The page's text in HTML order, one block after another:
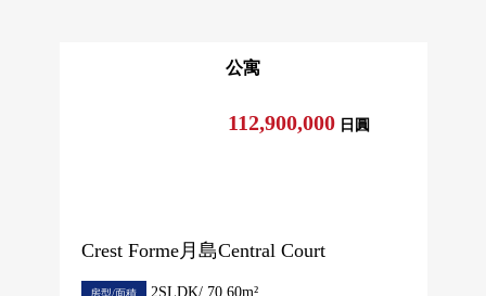
公寓
Crest Forme月島Central Court
112,900,000日圓
房型/面積 2SLDK/ 70.60m²